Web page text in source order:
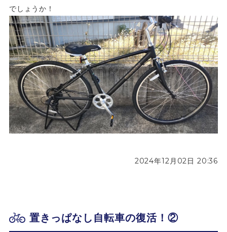
でしょうか！
2024年12月02日 20:36
置きっぱなし自転車の復活！②